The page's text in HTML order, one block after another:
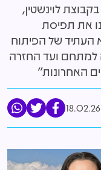
לוינשטין,
את תפיסת
העתיד של הפיתוח
למתחם ועד החזרה
האחרונות"